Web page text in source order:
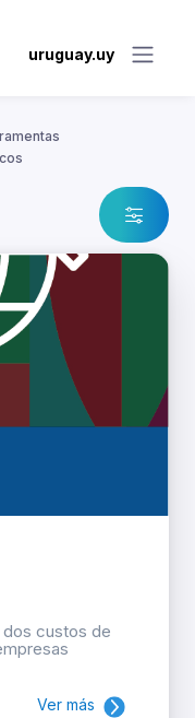
uruguay.uy
dos custos de
Ver más